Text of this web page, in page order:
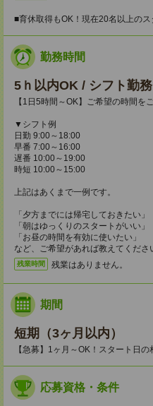
■育休取得もOK！現在20名以上のス
勤務時間
5ｈ以内OK / シフト勤
【1日5時間～OK】ご希望の時間を
▼シフト例
日勤 9:00～18:00
早番 7:00～16:00
遅番 10:00～19:00
時短 10:00～15:00
上記はあくまで一例です。
「夕方までには帰宅しておきたい」
「朝はゆっくりのスタートがいい」
「お昼の時間を有効に使いたい」
など、ご希望があれば教えてくださ
残業時間 残業はありません。
期間
短期（3ヶ月以内）
【急募】1ヶ月～OK！スタート日
応募資格・条件